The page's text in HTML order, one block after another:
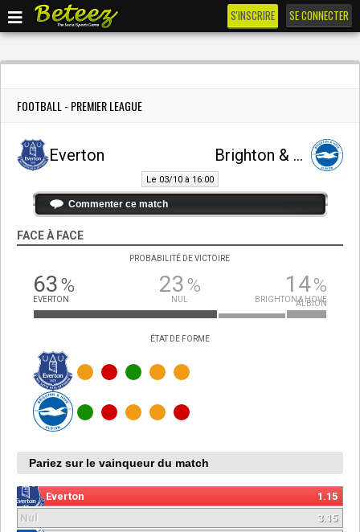
S'INSCRIRE SE CONNECTER
FOOTBALL - PREMIER LEAGUE
Everton Brighton & Hove Albion
Le 03/10 à 16:00
Commenter ce match
FACE À FACE
PROBABILITÉ DE VICTOIRE
63%
EVERTON
23%
NUL
14%
BRIGHTON & HOVE
ALBION
ÉTAT DE FORME
Pariez sur le vainqueur du match
Everton
1.15
Nul
3.15